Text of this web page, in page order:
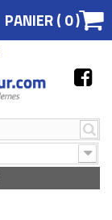
PANIER (0)